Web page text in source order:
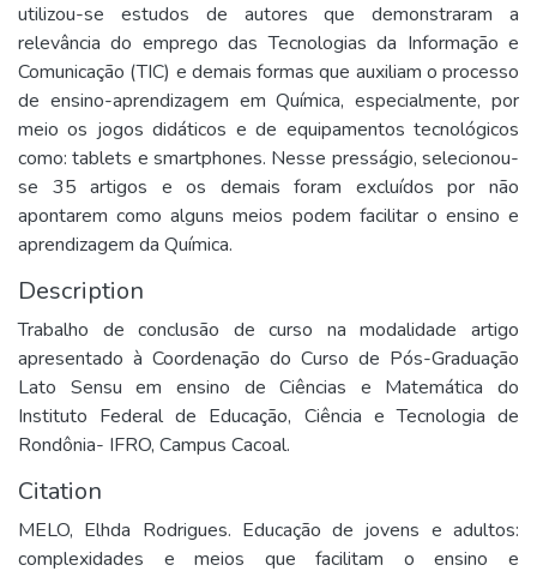
utilizou-se estudos de autores que demonstraram a
relevância do emprego das Tecnologias da Informação e
Comunicação (TIC) e demais formas que auxiliam o processo
de ensino-aprendizagem em Química, especialmente, por
meio os jogos didáticos e de equipamentos tecnológicos
como: tablets e smartphones. Nesse presságio, selecionou-
se 35 artigos e os demais foram excluídos por não
apontarem como alguns meios podem facilitar o ensino e
aprendizagem da Química.
Description
Trabalho de conclusão de curso na modalidade artigo
apresentado à Coordenação do Curso de Pós-Graduação
Lato Sensu em ensino de Ciências e Matemática do
Instituto Federal de Educação, Ciência e Tecnologia de
Rondônia- IFRO, Campus Cacoal.
Citation
MELO, Elhda Rodrigues. Educação de jovens e adultos:
complexidades e meios que facilitam o ensino e